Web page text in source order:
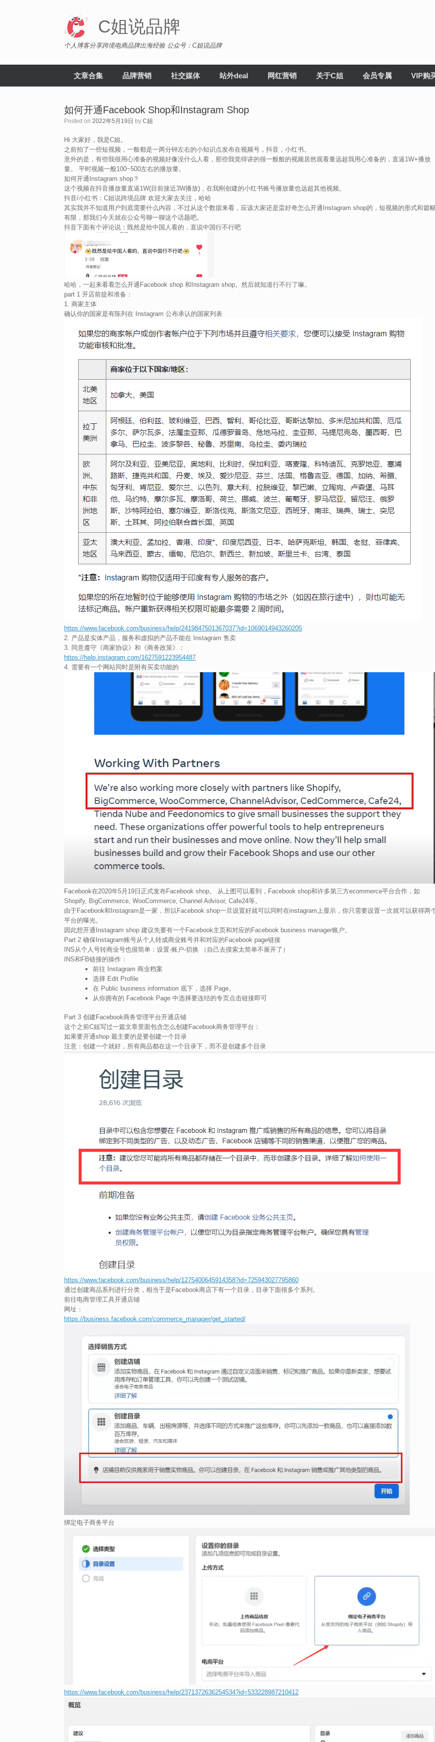
C姐说品牌
个人博客分享跨境电商品牌出海经验 公众号：C姐说品牌
文章合集 品牌营销 社交媒体 站外deal 网红营销 关于C姐 会员专属 VIP购
如何开通Facebook Shop和Instagram Shop
Posted on 2022年5月19日 by C姐
Hi 大家好，我是C姐。
之前拍了一些短视频，一般都是一两分钟左右的小知识点发布在视频号，抖音，小红书。
意外的是，有些我很用心准备的视频好像没什么人看，那些我觉得讲的很一般般的视频居然观看量远超我用心准备的，直逼1W+播放
量。 平时视频一般100~500左右的播放量。
如何开通Instagram shop？
这个视频在抖音播放量直逼1W(目前接近3W播放)，在我刚创建的小红书账号播放量也远超其他视频。
抖音/小红书：C姐说跨境品牌 欢迎大家去关注，哈哈
其实我并不知道用户到底需要什么内容，不过从这个数据来看，应该大家还是蛮好奇怎么开通Instagram shop的，短视频的形式和篇
有限，那我们今天就在公众号聊一聊这个话题吧。
抖音下面有个评论说：既然是给中国人看的，直说中国行不行吧
哈哈，一起来看看怎么开通Facebook shop 和Instagram shop。然后就知道行不行了嘛。
part 1 开店前提和准备：
1. 商家主体
确认你的国家是有陈列在 Instagram 公布承认的国家列表
https://www.facebook.com/business/help/2419847501367037?id=1069014943260205
2. 产品是实体产品，服务和虚拟的产品不能在 Instagram 售卖
3. 同意遵守《商家协议》和《商务政策》：
https://help.instagram.com/1627591223954487
4. 需要有一个网站同时是附有买卖功能的
Facebook在2020年5月19日正式发布Facebook shop。 从上图可以看到，Facebook shop和许多第三方ecommerce平台合作，如
Shopify, BigCommerce, WooCommerce, Channel Advisor, Cafe24等。
由于Facebook和Instagram是一家，所以Facebook shop一旦设置好就可以同时在instagram上显示，你只需要设置一次就可以获得两
平台的曝光。
因此想开通Instagram shop 建议先要有一个Facebook主页和对应的Facebook business manager账户。
Part 2 确保Instagram账号从个人转成商业账号并和对应的Facebook page链接
INS从个人号转商业号也很简单：设置-账户-切换 （自己去摸索太简单不展开了）
INS和FB链接的操作：
前往 Instagram 商业档案
选择 Edit Profile
在 Public business information 底下，选择 Page。
从你拥有的 Facebook Page 中选择要连结的专页点击链接即可
Part 3 创建Facebook商务管理平台开通店铺
这个之前C姐写过一篇文章里面包含怎么创建Facebook商务管理平台：
如果要开通shop 最主要的是要创建一个目录
注意：创建一个就好，所有商品都在这一个目录下，而不是创建多个目录
https://www.facebook.com/business/help/1275400645914358?id=725943027795860
通过创建商品系列进行分类，相当于是Facebook商店下有一个目录，目录下面很多个系列。
前往电商管理工具开通店铺
网址：
https://business.facebook.com/commerce_manager/get_started/
绑定电子商务平台
https://www.facebook.com/business/help/2371372636254534?id=533228987210412